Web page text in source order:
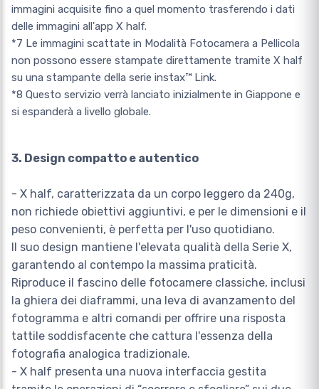
immagini acquisite fino a quel momento trasferendo i dati
delle immagini all'app X half.
*7 Le immagini scattate in Modalità Fotocamera a Pellicola
non possono essere stampate direttamente tramite X half
su una stampante della serie instax™ Link.
*8 Questo servizio verrà lanciato inizialmente in Giappone e
si espanderà a livello globale.
3. Design compatto e autentico
- X half, caratterizzata da un corpo leggero da 240g,
non richiede obiettivi aggiuntivi, e per le dimensioni e il
peso convenienti, è perfetta per l'uso quotidiano.
Il suo design mantiene l'elevata qualità della Serie X,
garantendo al contempo la massima praticità.
Riproduce il fascino delle fotocamere classiche, inclusi
la ghiera dei diaframmi, una leva di avanzamento del
fotogramma e altri comandi per offrire una risposta
tattile soddisfacente che cattura l'essenza della
fotografia analogica tradizionale.
- X half presenta una nuova interfaccia gestita